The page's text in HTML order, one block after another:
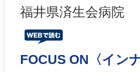
福井県済生会病院
FOCUS ON〈イン